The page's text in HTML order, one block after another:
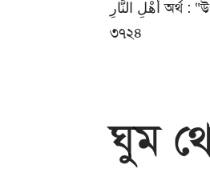
أَهْلِ النَّارِ অর্থ : “উপুড় হয়ে শোয়া তো জাহান্নামীদের সঙ্গে সাদৃশ্যপূর্ণ।” -সুনানে ইবনে মাজাহ, হাদীস নং-
৩৭২৪
ঘুম